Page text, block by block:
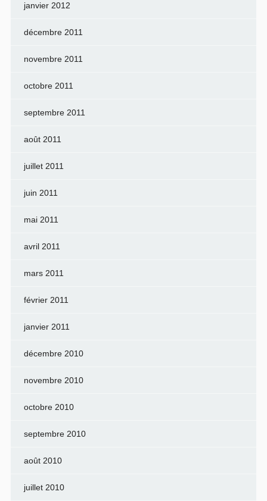
janvier 2012
décembre 2011
novembre 2011
octobre 2011
septembre 2011
août 2011
juillet 2011
juin 2011
mai 2011
avril 2011
mars 2011
février 2011
janvier 2011
décembre 2010
novembre 2010
octobre 2010
septembre 2010
août 2010
juillet 2010